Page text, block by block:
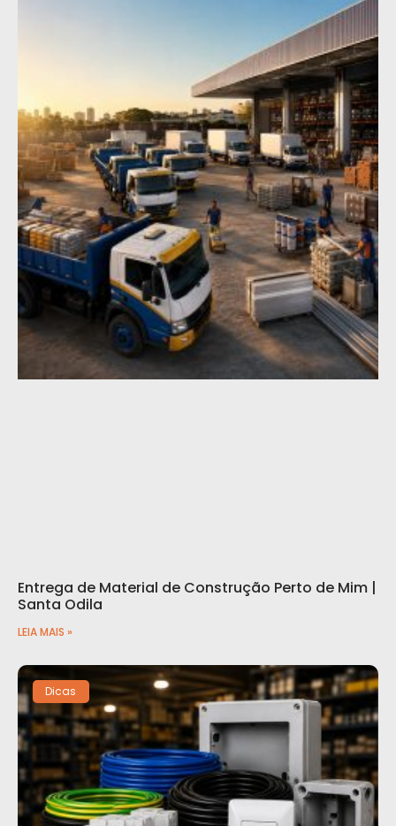
Entrega de Material de Construção Perto de Mim |
Santa Odila
LEIA MAIS »
Dicas